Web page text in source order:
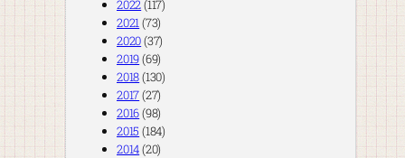
2022(117)
2021 (73)
2020(37)
2019(69)
2018(130)
2017(27)
2016(98)
2015 (184)
2014(20)